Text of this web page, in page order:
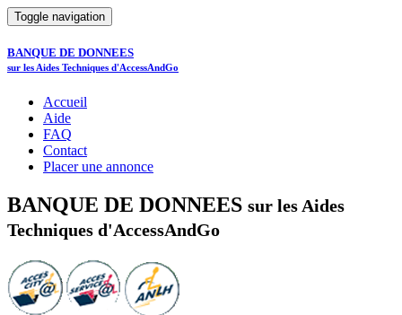
Toggle navigation
BANQUE DE DONNEES
sur les Aides Techniques d'AccessAndGo
Accueil
Aide
FAQ
Contact
Placer une annonce
BANQUE DE DONNEES sur les Aides
Techniques d'AccessAndGo